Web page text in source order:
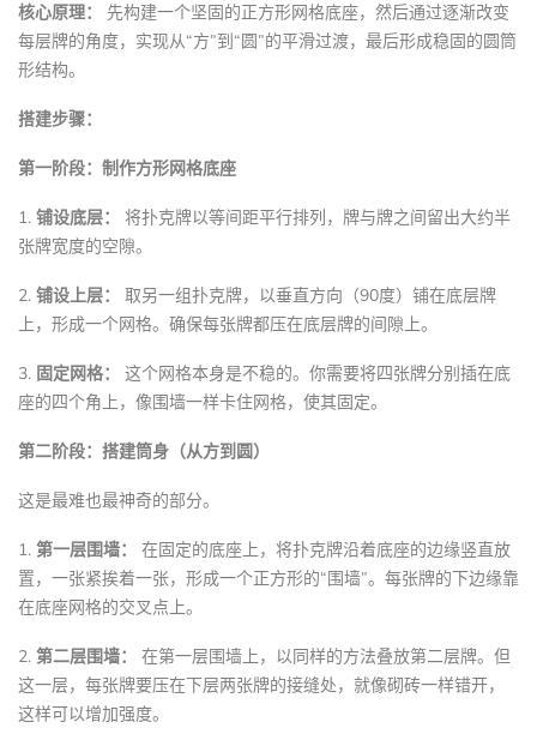
核心原理：
先构建一个坚固的正方形网格底座，然后通过逐渐改变
每层牌的角度，实现从“方”到“圆”的平滑过渡，最后形成稳固的圆筒
形结构。
搭建步骤：
第一阶段：制作方形网格底座
1. 铺设底层：
将扑克牌以等间距平行排列，牌与牌之间留出大约半
张牌宽度的空隙。
2. 铺设上层：
取另一组扑克牌，以垂直方向（90度）铺在底层牌
上，形成一个网格。确保每张牌都压在底层牌的间隙上。
3. 固定网格：
这个网格本身是不稳的。你需要将四张牌分别插在底
座的四个角上，像围墙一样卡住网格，使其固定。
第二阶段：搭建筒身（从方到圆）
这是最难也最神奇的部分。
1. 第一层围墙：
在固定的底座上，将扑克牌沿着底座的边缘竖直放
置，一张紧挨着一张，形成一个正方形的“围墙”。每张牌的下边缘靠
在底座网格的交叉点上。
2. 第二层围墙：
在第一层围墙上，以同样的方法叠放第二层牌。但
这一层，每张牌要压在下层两张牌的接缝处，就像砌砖一样错开，
这样可以增加强度。